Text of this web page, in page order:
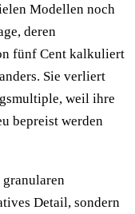
Modellen noch
deren
fünf Cent kalkuliert
Sie verliert
weil ihre
bepreist werden
Detail, sondern